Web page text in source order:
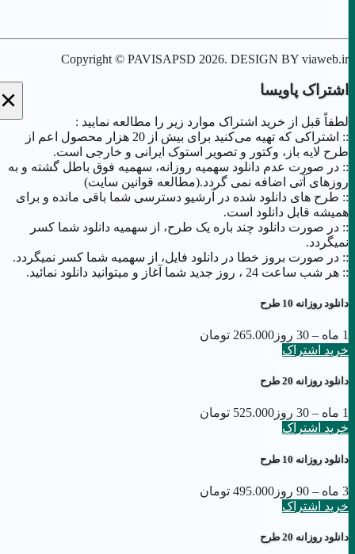
Copyright © PAVISAPSD2026 . DESIGN BY viaweb.ir
× اشتراک پاویسا
لطفاً قبل از خرید اشتراک موارد زیر را مطالعه نمایید :
:: اشتراکی که تهیه می‌کنید برای بیش از 20 هزار محصول اعم از
طرح لایه باز، وکتور و تصویر استوک ایرانی و خارجی است.
:: در صورت عدم دانلود سهمیه روزانه، سهمیه فوق باطل گشته و به
روزهای آتی اضافه نمی گردد.(مطالعه قوانین سایت)
:: طرح های دانلود شده در آرشیو دسترسی شما باقی مانده و برای
همیشه قابل دانلود است.
:: در صورت دانلود چند باره یک طرح، از سهمیه دانلود شما کسر
نمیگردد.
:: در صورت بروز خطا در دانلود فایل، از سهمیه شما کسر نمیگردد.
:: هر شب ساعت 24 ،‌ روز جدید شما آغاز و میتوانید دانلود نمائید.
دانلود روزانه 10 طرح
265.000 تومان
خرید اشتراک
دانلود روزانه 20 طرح
525.000 تومان
خرید اشتراک
دانلود روزانه 10 طرح
495.000 تومان
خرید اشتراک
دانلود روزانه 20 طرح